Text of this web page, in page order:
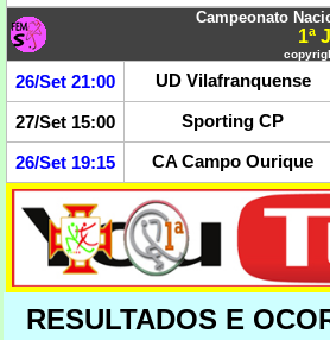
Campeonato
1ª
26/Set 21:00 UD Vilafranquense
27/Set 15:00 Sporting CP
26/Set 19:15 CA Campo Ourique
RESULTADOS E